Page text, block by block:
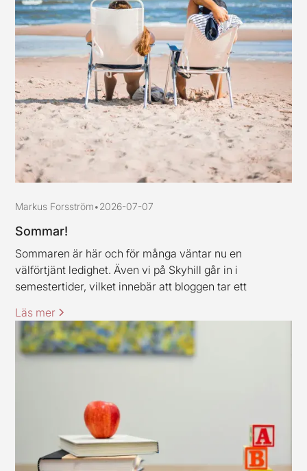
Markus Forsström•2026-07-07
Sommar!
Sommaren är här och för många väntar nu en
välförtjänt ledighet. Även vi på Skyhill går in i
semestertider, vilket innebär att bloggen tar ett
mina kollegor vill rikta ett varmt tack till alla kunder och
samarbetspartners för den här våren, stort tack för ert
förtroende.
Läs mer